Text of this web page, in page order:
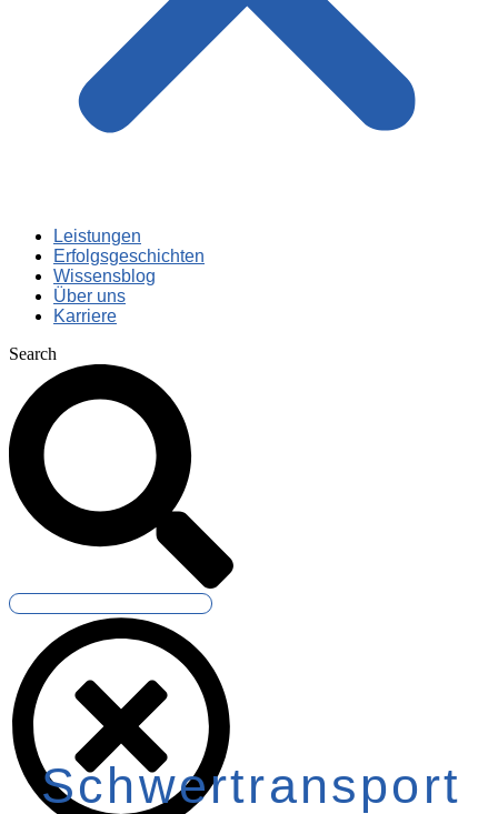
Leistungen
Erfolgsgeschichten
Wissensblog
Über uns
Karriere
Search
Schwertransport